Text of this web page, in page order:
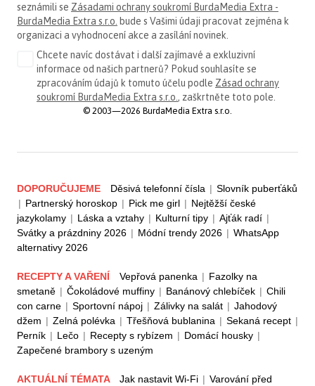
seznámili se Zásadami ochrany soukromí BurdaMedia Extra -
BurdaMedia Extra s.r.o. bude s Vašimi údaji pracovat zejména k
organizaci a vyhodnocení akce a zasílání novinek.
Chcete navíc dostávat i další zajímavé a exkluzivní
informace od našich partnerů? Pokud souhlasíte se
zpracováním údajů k tomuto účelu podle Zásad ochrany
soukromí BurdaMedia Extra s.r.o., zaškrtněte toto pole.
© 2003—2026 BurdaMedia Extra s.r.o.
DOPORUČUJEME Děsivá telefonní čísla | Slovník puberťáků
| Partnerský horoskop | Pick me girl | Nejtěžší české
jazykolamy | Láska a vztahy | Kulturní tipy | Ajťák radí |
Svátky a prázdniny 2026 | Módní trendy 2026 | WhatsApp
alternativy 2026
RECEPTY A VAŘENÍ Vepřová panenka | Fazolky na
smetaně | Čokoládové muffiny | Banánový chlebíček | Chili
con carne | Sportovní nápoj | Zálivky na salát | Jahodový
džem | Zelná polévka | Třešňová bublanina | Sekaná recept |
Perník | Lečo | Recepty s rybízem | Domácí housky |
Zapečené brambory s uzeným
AKTUÁLNÍ TÉMATA Jak nastavit Wi-Fi | Varování před